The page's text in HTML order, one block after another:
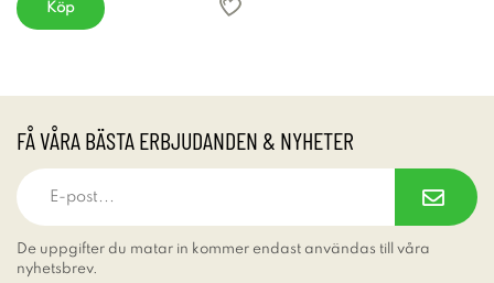
Köp
FÅ VÅRA BÄSTA ERBJUDANDEN & NYHETER
De uppgifter du matar in kommer endast användas till våra
nyhetsbrev.